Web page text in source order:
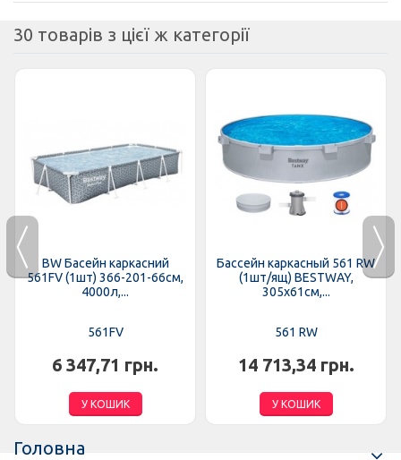
30 товарів з цієї ж категорії
BW Басейн каркасний
561FV (1шт) 366-201-66см,
4000л,...
561FV
6 347,71 грн.
У КОШИК
Бассейн каркасный 561 RW
(1шт/ящ) BESTWAY,
305х61см,...
561 RW
14 713,34 грн.
У КОШИК
Головна